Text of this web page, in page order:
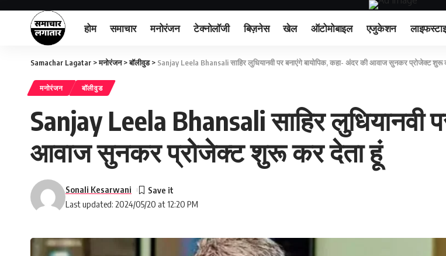
होम समाचार मनोरंजन टेक्नोलॉजी बिज़नेस खेल ऑटोमोबाइल एजुकेशन
Samachar Lagatar >मनोरंजन>बॉलीवुड> Sanjay Leela Bhansali साहिर लुधियानवी पर बनाएंगे बायोपिक, कहा- अंदर की आवाज सुनकर प्रोजेक्ट शुरू
मनोरंजन बॉलीवुड
Sanjay Leela Bhansali साहिर लुधियानवी
आवाज सुनकर प्रोजेक्ट शुरू कर देता हूं
Last updated: 2024/05/20 at 12:20 PM
Sonali Kesarwani